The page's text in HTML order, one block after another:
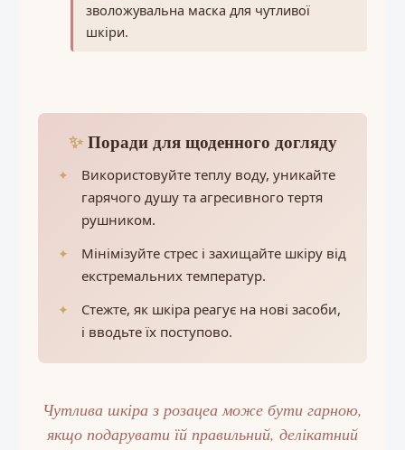
зволожувальна маска для чутливої
шкіри.
✨Поради для щоденного догляду
Використовуйте теплу воду, уникайте
гарячого душу та агресивного тертя
рушником.
Мінімізуйте стрес і захищайте шкіру від
екстремальних температур.
Стежте, як шкіра реагує на нові засоби,
і вводьте їх поступово.
Чутлива шкіра з розацеа може бути гарною,
якщо подарувати їй правильний, делікатний